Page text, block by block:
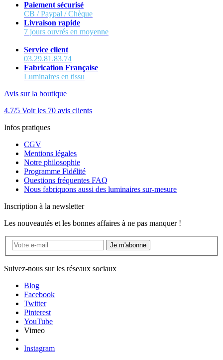
Paiement sécurisé
CB / Paypal / Chèque
Livraison rapide
7 jours ouvrés en moyenne
Service client
03.29.81.83.74
Fabrication Française
Luminaires en tissu
Avis sur la boutique
4.7/5 Voir les 70 avis clients
Infos pratiques
CGV
Mentions légales
Notre philosophie
Programme Fidélité
Questions fréquentes FAQ
Nous fabriquons aussi des luminaires sur-mesure
Inscription à la newsletter
Les nouveautés et les bonnes affaires à ne pas manquer !
Je m'abonne
Suivez-nous sur les réseaux sociaux
Blog
Facebook
Twitter
Pinterest
YouTube
Vimeo
Instagram